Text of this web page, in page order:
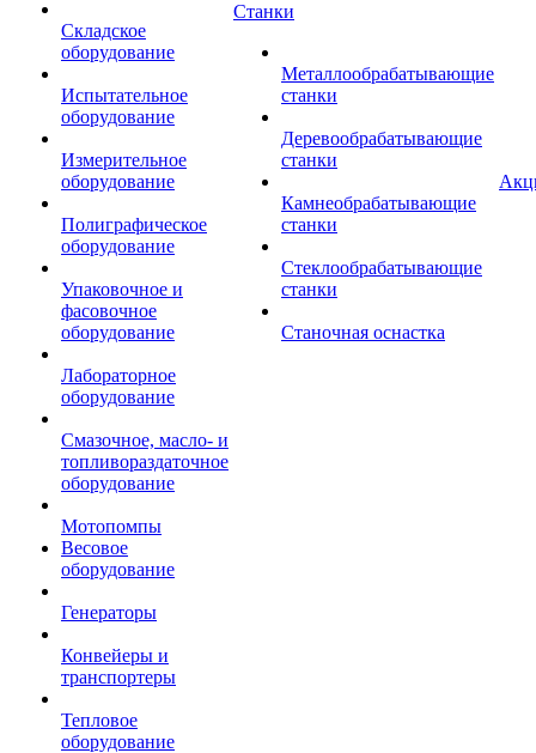
Складское
оборудование
Испытательное
оборудование
Измерительное
оборудование
Полиграфическое
оборудование
Упаковочное и
фасовочное
оборудование
Лабораторное
оборудование
Смазочное, масло- и
топливораздаточное
оборудование
Мотопомпы
Весовое
оборудование
Генераторы
Конвейеры и
транспортеры
Тепловое
оборудование
Станки
Металлообрабатывающие
станки
Деревообрабатывающие
станки
Камнеобрабатывающие
станки
Стеклообрабатывающие
станки
Станочная оснастка